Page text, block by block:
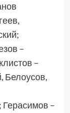
–
–
Белоусов,
–